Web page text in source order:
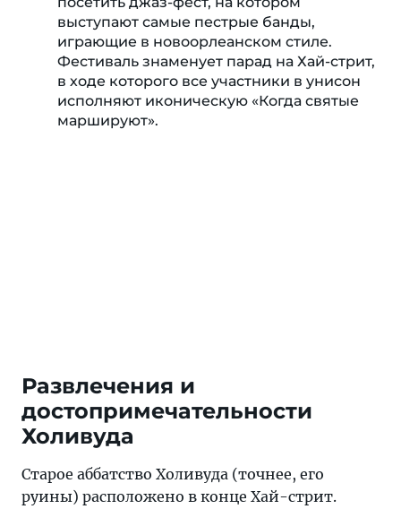
выступают самые пестрые банды,
играющие в новоорлеанском стиле.
Фестиваль знаменует парад на Хай-стрит,
в ходе которого все участники в унисон
исполняют иконическую «Когда святые
маршируют».
Развлечения и
достопримечательности
Холивуда
Старое аббатство Холивуда (точнее, его
руины) расположено в конце Хай-стрит.